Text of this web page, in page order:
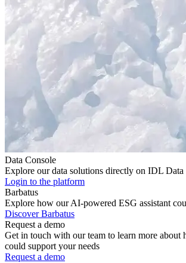
Data Console
Explore our data solutions directly on IDL Data
Login to the platform
Barbatus
Explore how our AI-powered ESG assistant
Discover Barbatus
Request a demo
Get in touch with our team to learn more about
could support your needs
Request a demo